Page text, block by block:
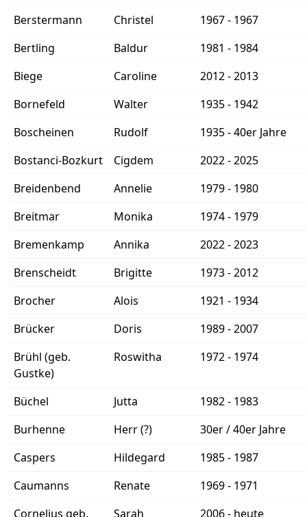
Berstermann
Christel
1967 - 1967
Bertling
Baldur
1981 - 1984
Biege
Caroline
2012 - 2013
Bornefeld
Walter
1935 - 1942
Boscheinen
Rudolf
1935 - 40er Jahre
Bostanci-Bozkurt
Cigdem
2022 - 2025
Breidenbend
Annelie
1979 - 1980
Breitmar
Monika
1974 - 1979
Bremenkamp
Annika
2022 - 2023
Brenscheidt
Brigitte
1973 - 2012
Brocher
Alois
1921 - 1934
Brücker
Doris
1989 - 2007
Brühl (geb.
Gustke)
Roswitha 1972 - 1974
Büchel Jutta
1982 - 1983
Burhenne
Herr (?)
30er / 40er Jahre
Caspers
Hildegard
1985 - 1987
Caumanns
Renate
1969 - 1971
Cornelius geb.
Sarah 2006 - heute